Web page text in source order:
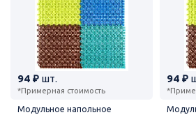
94 ₽ шт.
*Примерная стоимость
Модульное напольное
94 ₽